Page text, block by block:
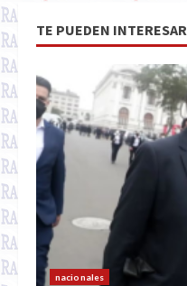
TE PUEDEN INTERESAR
nacionales